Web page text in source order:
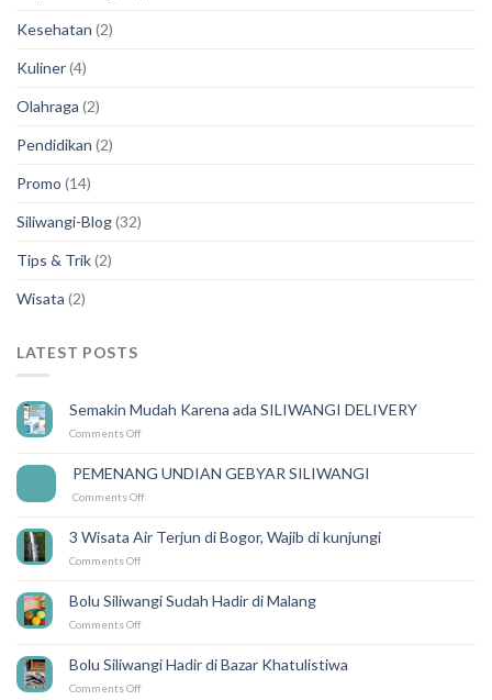
Kesehatan (2)
Kuliner(4)
Olahraga (2)
Pendidikan (2)
Promo (14)
Siliwangi-Blog(32)
Tips & Trik(2)
Wisata (2)
LATEST POSTS
Semakin Mudah Karena ada SILIWANGI DELIVERY
Comments Offon
Karena
ada
DELIVERY
PEMENANG UNDIAN GEBYAR SILIWANGI
Comments Offon
GEBYAR
3 Wisata Air Terjun di Bogor, Wajib di kunjungi
Comments Offon
Air
Terjun
Bogor,
Wajib
di
Bolu Siliwangi Sudah Hadir di Malang
Comments Offon
Sudah
Hadir
Bolu Siliwangi Hadir di Bazar Khatulistiwa
Comments Offon